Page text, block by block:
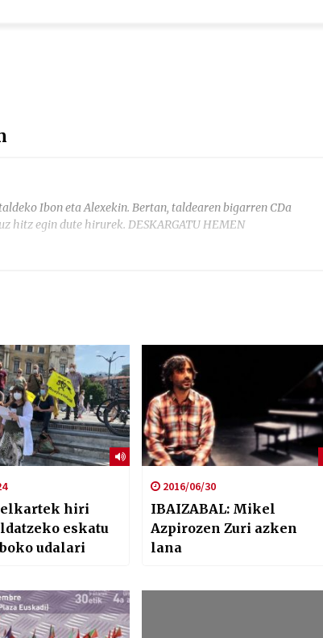
Ibon eta Alexekin. Bertan, taldearen bigarren CDa
hitz egin dute hirurek. DESKARGATU HEMEN
elkartek hiri
eskatu
udalari
2016/06/30
IBAIZABAL: Mikel
Azpirozen Zuri azken
lana